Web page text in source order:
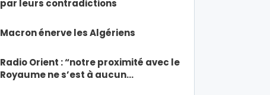
par leurs contradictions
Macron énerve les Algériens
Radio Orient : “notre proximité avec le
Royaume ne s’est à aucun…